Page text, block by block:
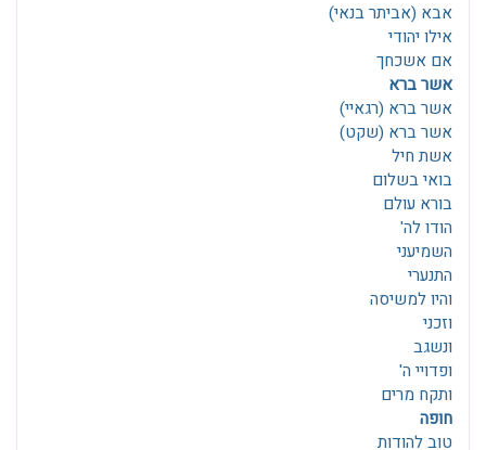
אבא (אביתר בנאי)
אילו יהודי
אם אשכחך
אשר ברא
אשר ברא (רגאיי)
אשר ברא (שקט)
אשת חיל
בואי בשלום
בורא עולם
הודו לה'
השמיעני
התנערי
והיו למשיסה
וזכני
ונשגב
ופדויי ה'
ותקח מרים
חופה
טוב להודות